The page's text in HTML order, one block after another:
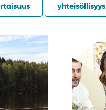
yhteisöllisyys